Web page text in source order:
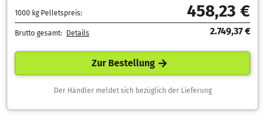
1000 kg Pelletspreis: 458,23 €
Brutto gesamt: Details 2.749,37 €
Zur Bestellung
Der Händler meldet sich bezüglich der Lieferung